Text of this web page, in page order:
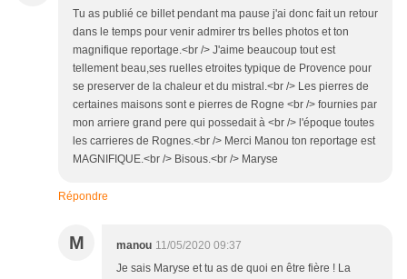
Tu as publié ce billet pendant ma pause j'ai donc fait un retour
dans le temps pour venir admirer trs belles photos et ton
magnifique reportage.<br /> J'aime beaucoup tout est
tellement beau,ses ruelles etroites typique de Provence pour
se preserver de la chaleur et du mistral.<br /> Les pierres de
certaines maisons sont e pierres de Rogne <br /> fournies par
mon arriere grand pere qui possedait à <br /> l'époque toutes
les carrieres de Rognes.<br /> Merci Manou ton reportage est
MAGNIFIQUE.<br /> Bisous.<br /> Maryse
Répondre
M manou 11/05/2020 09:37
Je sais Maryse et tu as de quoi en être fière ! La